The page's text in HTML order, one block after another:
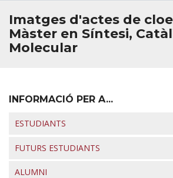
Igualtat
R+D+I
Imatges d'actes de
Màster en Síntesi,
Molecular
INFORMACIÓ PER A...
ESTUDIANTS
FUTURS ESTUDIANTS
ALUMNI